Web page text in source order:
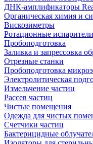
ДНК-амплификаторы
Органическая химия и
Вискозиметры
Ротационные испарители
Пробоподготовка
Заливка и запрессовка
Отрезные станки
Пробоподготовка
Электролитическая
Измельчение частиц
Рассев частиц
Чистые помещения
Одежда для чистых
Счетчики частиц
Бактерицидные